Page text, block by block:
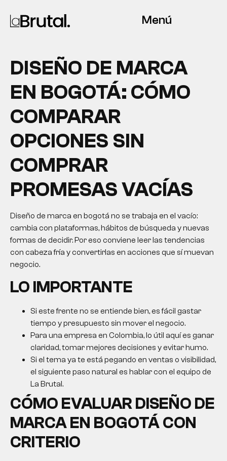
Menú
DISEÑO DE MARCA
EN BOGOTÁ: CÓMO
COMPARAR
OPCIONES SIN
COMPRAR
PROMESAS VACÍAS
Diseño de marca en bogotá no se trabaja en el vacío:
cambia con plataformas, hábitos de búsqueda y nuevas
formas de decidir. Por eso conviene leer las tendencias
con cabeza fría y convertirlas en acciones que sí muevan
negocio.
LO IMPORTANTE
Si este frente no se entiende bien, es fácil gastar
tiempo y presupuesto sin mover el negocio.
Para una empresa en Colombia, lo útil aquí es ganar
claridad, tomar mejores decisiones y evitar humo.
Si el tema ya te está pegando en ventas o visibilidad,
el siguiente paso natural es hablar con el equipo de
La Brutal.
CÓMO EVALUARDISEÑO DE
MARCA EN BOGOTÁCON
CRITERIO